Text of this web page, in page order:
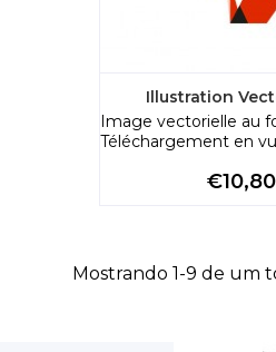
Illustration
Image vectorielle au
Téléchargement en
Preço
€10,80
Mostrando 1-9 de um